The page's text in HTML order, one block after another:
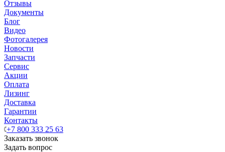
Отзывы
Документы
Блог
Видео
Фотогалерея
Новости
Запчасти
Сервис
Акции
Оплата
Лизинг
Доставка
Гарантии
Контакты
+7 800 333 25 63
Заказать звонок
Задать вопрос